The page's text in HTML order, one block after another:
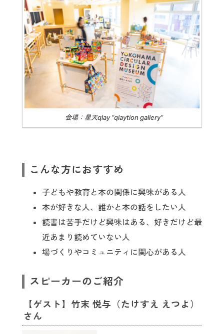
会場：星天qlay “qlaytion gallery”
こんな方におすすめ
子どもや教育と本の関係に興味がある人
本が好きな人、誰かと本の話をしたい人
読書は苦手だけど興味はある、好きだけど最
近あまり読めていない人
場づくりやコミュニティに関心がある人
スピーカーのご紹介
【ゲスト】竹末 悦与（たけすえ えつよ）
さん